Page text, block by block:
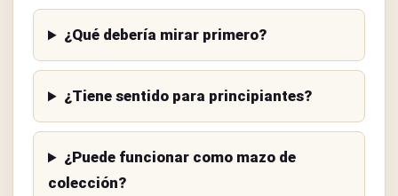
¿Qué debería mirar primero?
¿Tiene sentido para principiantes?
¿Puede funcionar como mazo de
colección?